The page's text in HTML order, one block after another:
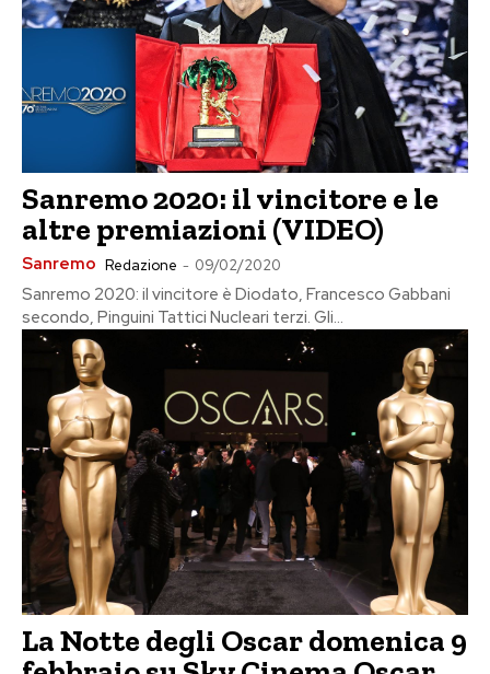
Sanremo 2020: il vincitore e le
altre premiazioni (VIDEO)
Sanremo Redazione - 09/02/2020
Sanremo 2020: il vincitore è Diodato, Francesco Gabbani
secondo, Pinguini Tattici Nucleari terzi. Gli...
La Notte degli Oscar domenica 9